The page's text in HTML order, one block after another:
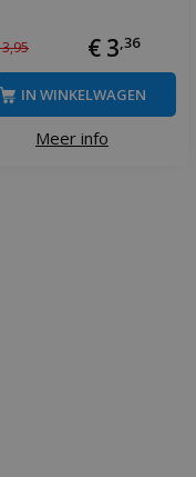
3,95 € 3,36
Meer info
IN WINKELWAGEN